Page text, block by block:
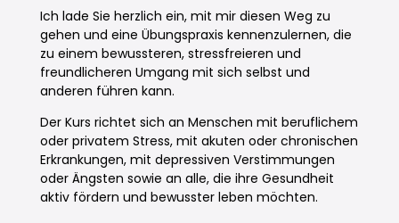
Ich lade Sie herzlich ein, mit mir diesen Weg zu
gehen und eine Übungspraxis kennenzulernen, die
zu einem bewussteren, stressfreieren und
freundlicheren Umgang mit sich selbst und
anderen führen kann.
Der Kurs richtet sich an Menschen mit beruflichem
oder privatem Stress, mit akuten oder chronischen
Erkrankungen, mit depressiven Verstimmungen
oder Ängsten sowie an alle, die ihre Gesundheit
aktiv fördern und bewusster leben möchten.